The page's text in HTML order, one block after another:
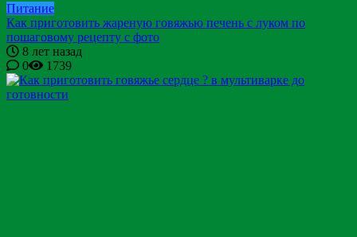
Питание
Как приготовить жареную говяжью печень с луком по
пошаговому рецепту с фото
8 лет назад
0
1739